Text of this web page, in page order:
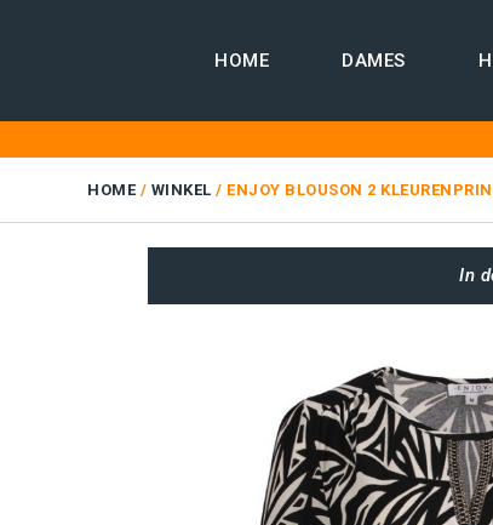
HOME DAMES
HOME/ WINKEL / ENJOY BLOUSON 2
In